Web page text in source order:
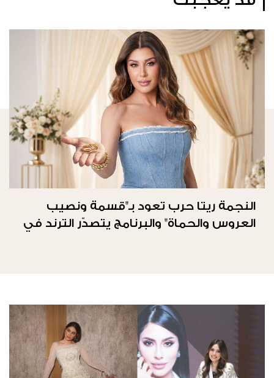
النجمة ريتا حرب تعود بـ"قسمة ونصيب
العروس والحماة" والبرنامج يتصدّر الترند في